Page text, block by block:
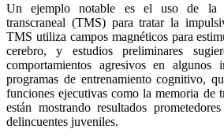
Un ejemplo notable es el uso de la
transcraneal (TMS) para tratar la
TMS utiliza campos magnéticos para
cerebro, y estudios preliminares
comportamientos agresivos en algunos
programas de entrenamiento cognitivo,
funciones ejecutivas como la memoria de
están mostrando resultados
delincuentes juveniles.